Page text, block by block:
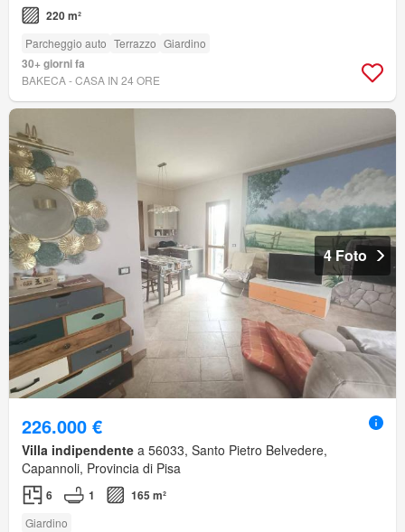
220 m²
Parcheggio auto Terrazzo Giardino
30+ giorni fa
BAKECA - CASA IN 24 ORE
4 Foto
226.000 €
Villa indipendente a 56033, Santo Pietro Belvedere,
Capannoli, Provincia di Pisa
6 1 165 m²
Giardino